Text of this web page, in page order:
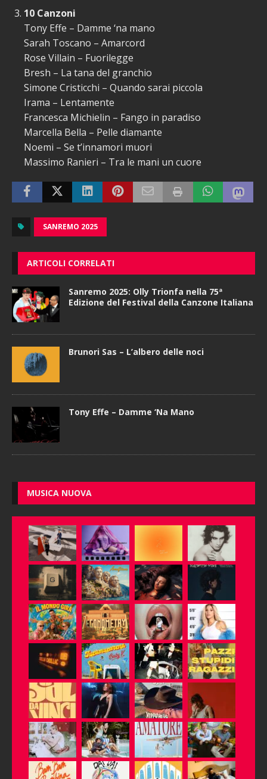
10 Canzoni
Tony Effe – Damme ‘na mano
Sarah Toscano – Amarcord
Rose Villain – Fuorilegge
Bresh – La tana del granchio
Simone Cristicchi – Quando sarai piccola
Irama – Lentamente
Francesca Michielin – Fango in paradiso
Marcella Bella – Pelle diamante
Noemi – Se t’innamori muori
Massimo Ranieri – Tra le mani un cuore
SANREMO 2025
ARTICOLI CORRELATI
Sanremo 2025: Olly Trionfa nella 75ª
Edizione del Festival della Canzone Italiana
Brunori Sas – L’albero delle noci
Tony Effe – Damme ‘Na Mano
MUSICA NUOVA